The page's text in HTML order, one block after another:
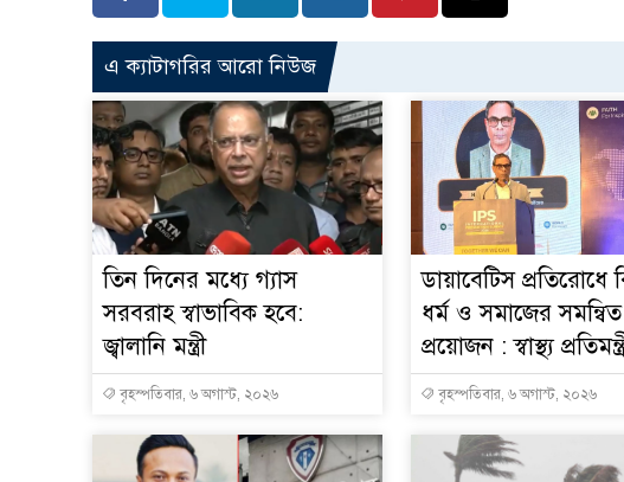
এ ক্যাটাগরির আরো নিউজ
তিন দিনের মধ্যে গ্যাস
সরবরাহ স্বাভাবিক হবে:
জ্বালানি মন্ত্রী
বৃহস্পতিবার, ৬ অগাস্ট, ২০২৬
ডায়াবেটিস প্রতিরোধে
ধর্ম ও সমাজের
প্রয়োজন : স্বাস্থ্য
বৃহস্পতিবার, ৬ অগাস্ট, ২০২৬